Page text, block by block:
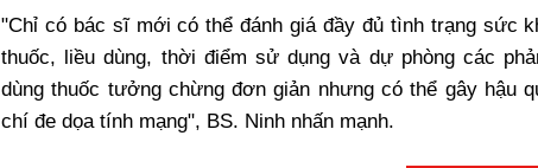
"Chỉ có bác sĩ mới có thể đánh giá đầy đủ tình trạng sức
thuốc, liều dùng, thời điểm sử dụng và dự phòng các
dùng thuốc tưởng chừng đơn giản nhưng có thể gây hậu
chí đe dọa tính mạng", BS. Ninh nhấn mạnh.